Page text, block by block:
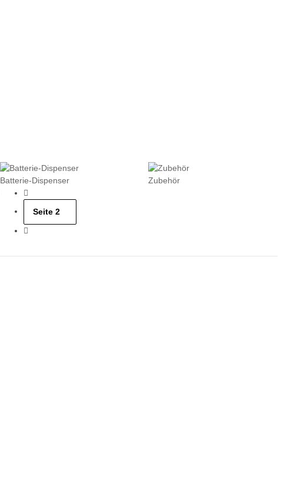
Batterie-Dispenser Zubehör
Seite 2